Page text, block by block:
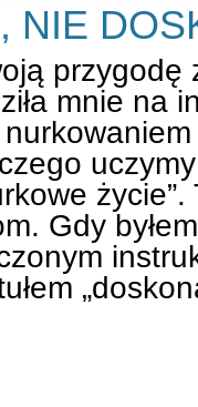
NIE
przygodę
mnie na
życie”.
Gdy